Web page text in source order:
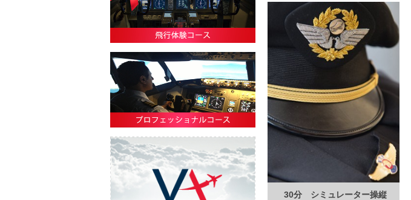
30分 シミュレーター操縦